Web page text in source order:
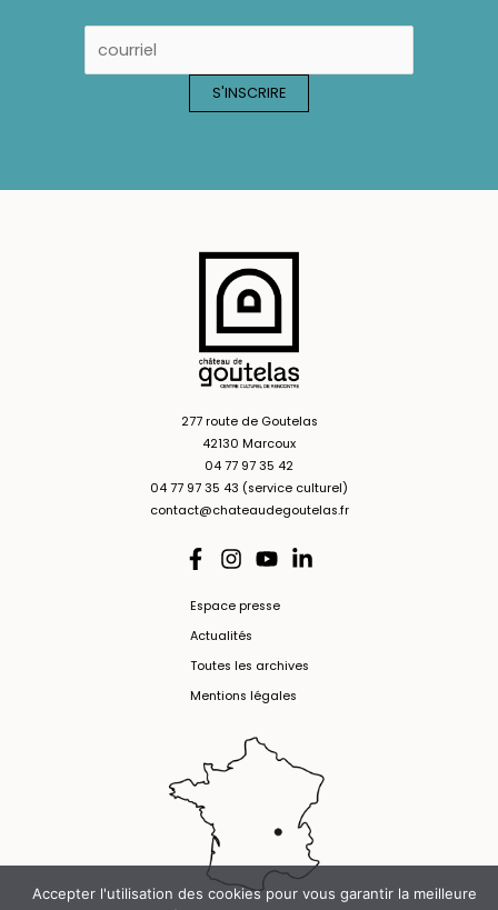
277 route de Goutelas
42130 Marcoux
04 77 97 35 42
04 77 97 35 43 (service culturel)
contact@chateaudegoutelas.fr
Espace presse
Actualités
Toutes les archives
Mentions légales
Accepter l'utilisation des cookies pour vous garantir la meilleure